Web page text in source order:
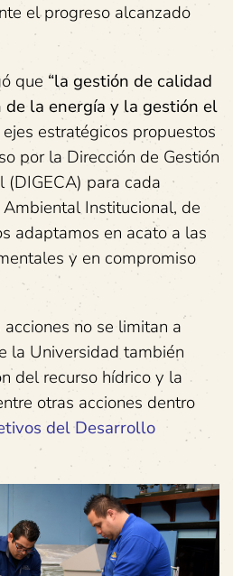
el progreso alcanzado
que “la gestión de calidad
la energía y la gestión el
ejes estratégicos propuestos
por la Dirección de Gestión
para cada
Institucional, de
adaptamos en acato a las
y en compromiso
no se limitan a
la Universidad también
del recurso hídrico y la
otras acciones dentro
del Desarrollo